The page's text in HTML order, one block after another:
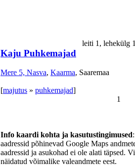
leiti 1,
Kaju Puhkemajad
Mere 5, Nasva, Kaarma, Saaremaa
[majutus » puhkemajad]
1
Info kaardi kohta ja kasutustingimused
aadressid põhinevad Google Maps
aadressid ja asukohad ei ole alati täpsed.
näidatud võimalike valeandmete eest.